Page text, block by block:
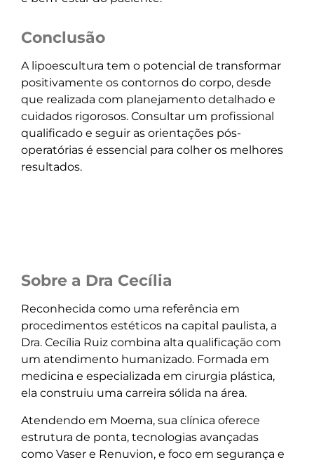
Conclusão
A lipoescultura tem o potencial de transformar
positivamente os contornos do corpo, desde
que realizada com planejamento detalhado e
cuidados rigorosos. Consultar um profissional
qualificado e seguir as orientações pós-
operatórias é essencial para colher os melhores
resultados.
Sobre a Dra Cecília
Reconhecida como uma referência em
procedimentos estéticos na capital paulista, a
Dra. Cecília Ruiz combina alta qualificação com
um atendimento humanizado. Formada em
medicina e especializada em cirurgia plástica,
ela construiu uma carreira sólida na área.
Atendendo em Moema, sua clínica oferece
estrutura de ponta, tecnologias avançadas
como Vaser e Renuvion, e foco em segurança e